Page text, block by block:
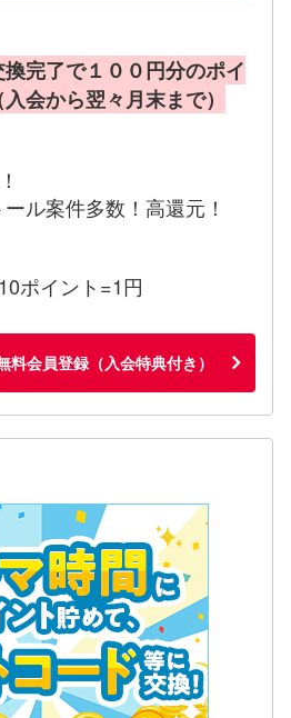
完了で１００円分のポイ
会から翌々月末まで）
ル案件多数！高還元！
ポイント=1円
料会員登録（入会特典付き）